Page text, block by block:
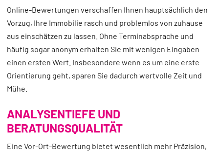
Online-Bewertungen verschaffen Ihnen hauptsächlich den
Vorzug, Ihre Immobilie rasch und problemlos von zuhause
aus einschätzen zu lassen. Ohne Terminabsprache und
häufig sogar anonym erhalten Sie mit wenigen Eingaben
einen ersten Wert. Insbesondere wenn es um eine erste
Orientierung geht, sparen Sie dadurch wertvolle Zeit und
Mühe.
ANALYSENTIEFE UND
BERATUNGSQUALITÄT
Eine Vor-Ort-Bewertung bietet wesentlich mehr Präzision,